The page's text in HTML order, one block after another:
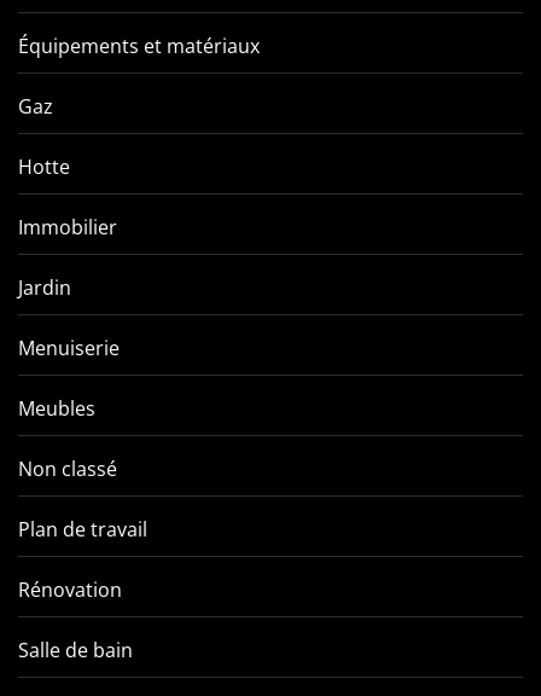
Équipements et matériaux
Gaz
Hotte
Immobilier
Jardin
Menuiserie
Meubles
Non classé
Plan de travail
Rénovation
Salle de bain